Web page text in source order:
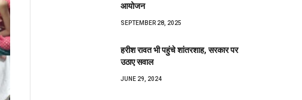
आयोजन
SEPTEMBER 28, 2025
हरीश रावत भी पहुंचे शांतरशाह, सरकार पर
उठाए सवाल
JUNE 29, 2024